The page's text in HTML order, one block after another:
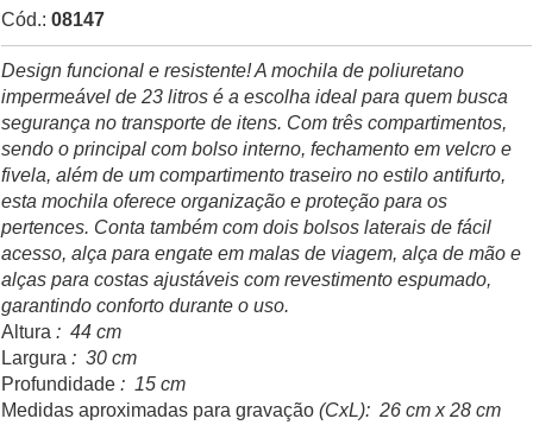
Cód.: 08147
Design funcional e resistente! A mochila de poliuretano
impermeável de 23 litros é a escolha ideal para quem busca
segurança no transporte de itens. Com três compartimentos,
sendo o principal com bolso interno, fechamento em velcro e
fivela, além de um compartimento traseiro no estilo antifurto,
esta mochila oferece organização e proteção para os
pertences. Conta também com dois bolsos laterais de fácil
acesso, alça para engate em malas de viagem, alça de mão e
alças para costas ajustáveis com revestimento espumado,
garantindo conforto durante o uso.
Altura : 44 cm
Largura : 30 cm
Profundidade : 15 cm
Medidas aproximadas para gravação (CxL): 26 cm x 28 cm